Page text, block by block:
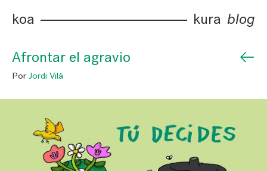
koa kura blog
Afrontar el agravio ←
Por Jordi Vilá